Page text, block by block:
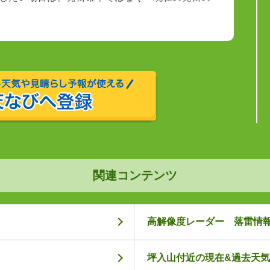
関連コンテンツ
高解像度レーダー 落雷情
坪入山付近の現在&過去天気